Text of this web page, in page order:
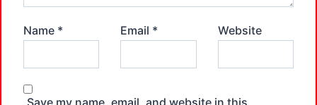
Name * Email * Website
Save my name, email, and website in this